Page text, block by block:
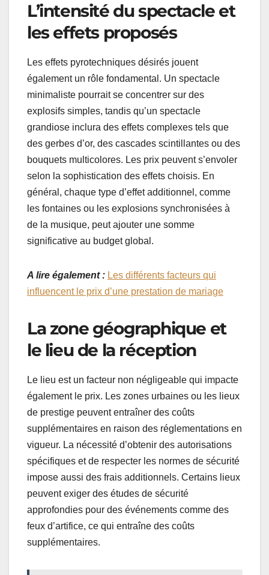
L’intensité du spectacle et
les effets proposés
Les effets pyrotechniques désirés jouent
également un rôle fondamental. Un spectacle
minimaliste pourrait se concentrer sur des
explosifs simples, tandis qu’un spectacle
grandiose inclura des effets complexes tels que
des gerbes d’or, des cascades scintillantes ou des
bouquets multicolores. Les prix peuvent s’envoler
selon la sophistication des effets choisis. En
général, chaque type d’effet additionnel, comme
les fontaines ou les explosions synchronisées à
de la musique, peut ajouter une somme
significative au budget global.
A lire également : Les différents facteurs qui
influencent le prix d’une prestation de mariage
La zone géographique et
le lieu de la réception
Le lieu est un facteur non négligeable qui impacte
également le prix. Les zones urbaines ou les lieux
de prestige peuvent entraîner des coûts
supplémentaires en raison des réglementations en
vigueur. La nécessité d’obtenir des autorisations
spécifiques et de respecter les normes de sécurité
impose aussi des frais additionnels. Certains lieux
peuvent exiger des études de sécurité
approfondies pour des événements comme des
feux d’artifice, ce qui entraîne des coûts
supplémentaires.